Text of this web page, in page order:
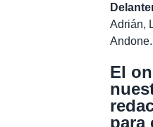
Adrián,
Andone.
El
para